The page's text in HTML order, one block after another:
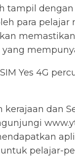
tampil
para pelajar
Yes 4G
dan
pelajar-